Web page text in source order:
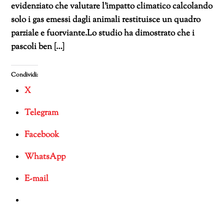
evidenziato che valutare l’impatto climatico calcolando
solo i gas emessi dagli animali restituisce un quadro
parziale e fuorviante.Lo studio ha dimostrato che i
pascoli ben […]
Condividi:
X
Telegram
Facebook
WhatsApp
E-mail